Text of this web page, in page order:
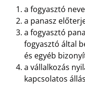
a fogyasztó
a panasz
a fogyasztó
fogyasztó által
és egyéb
a vállalkozás
kapcsolatos